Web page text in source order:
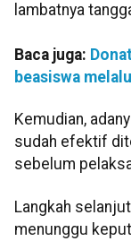
lambatnya
Baca juga:
beasiswa
Kemudian,
sudah efektif
sebelum
Langkah
menunggu